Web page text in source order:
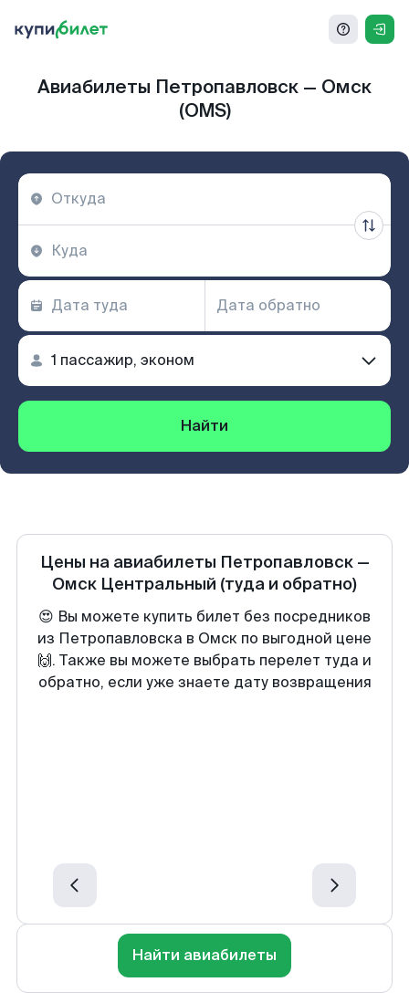
Авиабилеты Петропавловск — Омск
(OMS)
Найти
Цены на авиабилеты Петропавловск—
Омск Центральный (туда и обратно)
😍 Вы можете купить билет без посредников
из Петропавловска в Омск по выгодной цене
🙌. Также вы можете выбрать перелет туда и
обратно, если уже знаете дату возвращения
Найти авиабилеты